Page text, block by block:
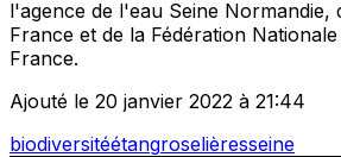
l'agence de l'eau Seine Normandie,
France et de la Fédération
France.
Ajouté le 20 janvier 2022 à 21:44
biodiversitéétangroselièresseine